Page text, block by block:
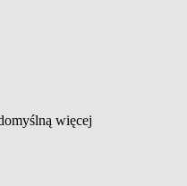
więcej